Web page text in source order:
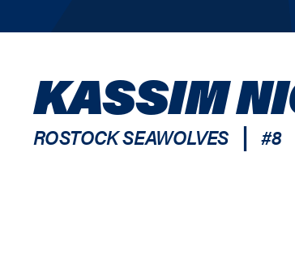
KASSIM
ROSTOCK SEAWOLVES | #8